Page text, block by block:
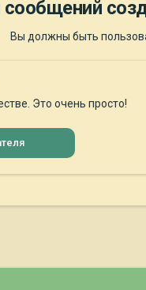
Вы должны быть
Это очень просто!